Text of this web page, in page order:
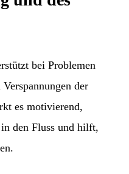
bei Problemen
der
es motivierend,
den Fluss und hilft,